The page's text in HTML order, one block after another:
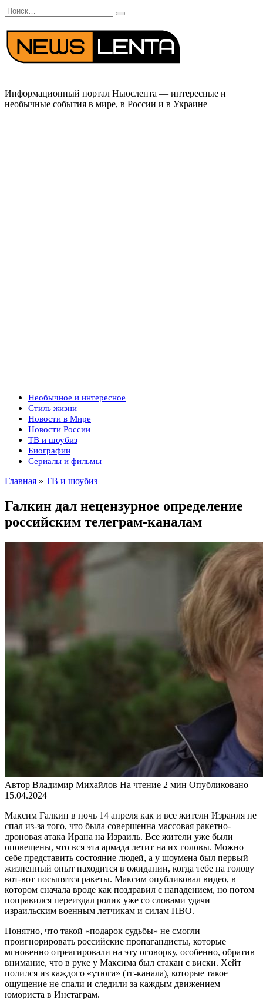
Перейти
к
содержанию
Search
for:
Информационный портал Ньюслента — интересные и
необычные события в мире, в России и в Украине
Необычное и интересное
Стиль жизни
Новости в Мире
Новости России
ТВ и шоубиз
Биографии
Сериалы и фильмы
Главная » ТВ и шоубиз
Галкин дал нецензурное определение
российским телеграм-каналам
Автор Владимир Михайлов На чтение 2 мин Опубликовано
15.04.2024
Максим Галкин в ночь 14 апреля как и все жители Израиля не
спал из-за того, что была совершенна массовая ракетно-
дроновая атака Ирана на Израиль. Все жители уже были
оповещены, что вся эта армада летит на их головы. Можно
себе представить состояние людей, а у шоумена был первый
жизненный опыт находится в ожидании, когда тебе на голову
вот-вот посыпятся ракеты. Максим опубликовал видео, в
котором сначала вроде как поздравил с нападением, но потом
поправился переиздал ролик уже со словами удачи
израильским военным летчикам и силам ПВО.
Понятно, что такой «подарок судьбы» не смогли
проигнорировать российские пропагандисты, которые
мгновенно отреагировали на эту оговорку, особенно, обратив
внимание, что в руке у Максима был стакан с виски. Хейт
полился из каждого «утюга» (тг-канала), которые такое
ощущение не спали и следили за каждым движением
юмориста в Инстаграм.